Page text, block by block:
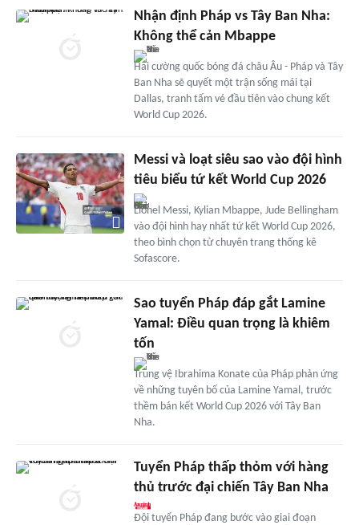
Nhận định Pháp vs Tây Ban Nha:
Không thể cản Mbappe
Hai cường quốc bóng đá châu Âu - Pháp và Tây
Ban Nha sẽ quyết một trận sống mái tại
Dallas, tranh tấm vé đầu tiên vào chung kết
World Cup 2026.
Messi và loạt siêu sao vào đội hình
tiêu biểu tứ kết World Cup 2026
Lionel Messi, Kylian Mbappe, Jude Bellingham
vào đội hình hay nhất tứ kết World Cup 2026,
theo bình chọn từ chuyên trang thống kê
Sofascore.
Sao tuyển Pháp đáp gắt Lamine
Yamal: Điều quan trọng là khiêm
tốn
Trung vệ Ibrahima Konate của Pháp phản ứng
về những tuyên bố của Lamine Yamal, trước
thềm bán kết World Cup 2026 với Tây Ban
Nha.
Tuyển Pháp thấp thỏm với hàng
thủ trước đại chiến Tây Ban Nha
Đội tuyển Pháp đang bước vào giai đoạn